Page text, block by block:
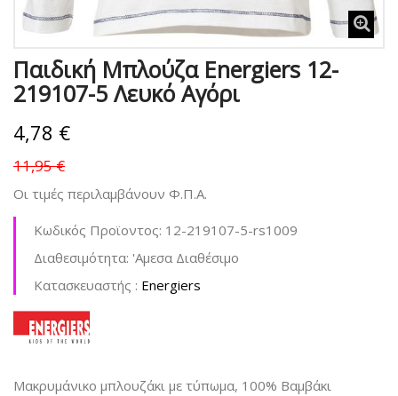
Παιδική Μπλούζα Energiers 12-
219107-5 Λευκό Αγόρι
4,78 €
11,95 €
Οι τιμές περιλαμβάνουν Φ.Π.Α.
Κωδικός Προϊοντος: 12-219107-5-rs1009
Διαθεσιμότητα: 'Aμεσα Διαθέσιμο
Kατασκευαστής : Energiers
Μακρυμάνικο μπλουζάκι με τύπωμα, 100% Βαμβάκι